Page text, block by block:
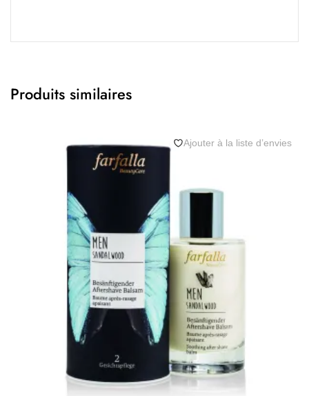
Produits similaires
Ajouter à la liste d’envies